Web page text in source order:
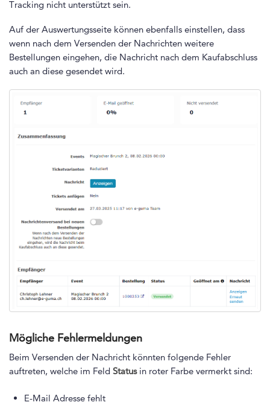
Tracking nicht unterstützt sein.
Auf der Auswertungsseite können ebenfalls einstellen, dass
wenn nach dem Versenden der Nachrichten weitere
Bestellungen eingehen, die Nachricht nach dem Kaufabschluss
auch an diese gesendet wird.
Mögliche Fehlermeldungen
Beim Versenden der Nachricht könnten folgende Fehler
auftreten, welche im Feld Status in roter Farbe vermerkt sind:
E-Mail Adresse fehlt